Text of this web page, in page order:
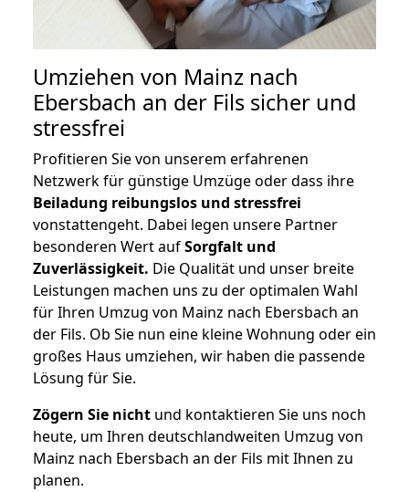
Umziehen von Mainz nach
Ebersbach an der Fils sicher und
stressfrei
Profitieren Sie von unserem erfahrenen
Netzwerk für günstige Umzüge oder dass ihre
Beiladung reibungslos und stressfrei
vonstattengeht. Dabei legen unsere Partner
besonderen Wert aufSorgfalt und
Zuverlässigkeit. Die Qualität und unser breite
Leistungen machen uns zu der optimalen Wahl
für Ihren Umzug von Mainz nach Ebersbach an
der Fils. Ob Sie nun eine kleine Wohnung oder ein
großes Haus umziehen, wir haben die passende
Lösung für Sie.
Zögern Sie nicht und kontaktieren Sie uns noch
heute, um Ihren deutschlandweiten Umzug von
Mainz nach Ebersbach an der Fils mit Ihnen zu
planen.